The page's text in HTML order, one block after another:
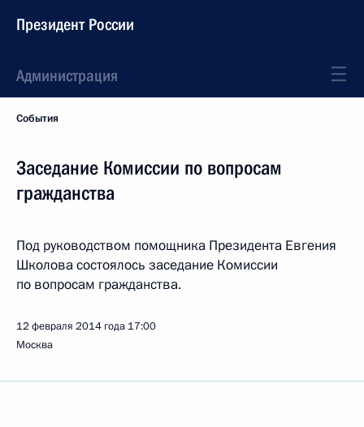
Президент России
Администрация
События
Заседание Комиссии по вопросам
гражданства
Под руководством помощника Президента Евгения
Школова состоялось заседание Комиссии
по вопросам гражданства.
12 февраля 2014 года 17:00
Москва